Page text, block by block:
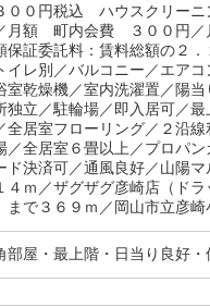
０円税込 ハウスクリー
額 町内会費 ３００円／
保証委託料：賃料総額の２
イレ別／バルコニー／エア
室乾燥機／室内洗濯置／陽
独立／駐輪場／即入居可／
全居室フローリング／２沿
／全居室６畳以上／プロパ
ド決済可／通風良好／山陽
４ｍ／ザグザグ彦崎店（ド
まで３６９ｍ／岡山市立彦
部屋・最上階・日当り良好